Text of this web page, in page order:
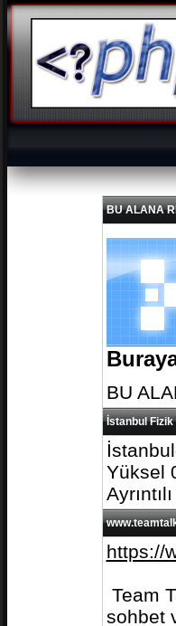
BU ALANA
BU
İstanbul Fizik
Yüksel
https://
Team
sohbet